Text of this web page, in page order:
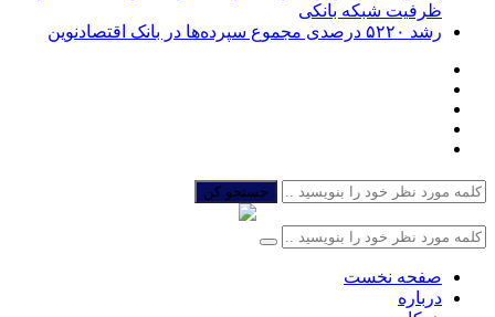
ظرفیت شبکه بانکی
رشد ۵۲۲۰ درصدی مجموع سپرده‌ها در بانک اقتصادنوین
جستجو کن
صفحه نخست
درباره